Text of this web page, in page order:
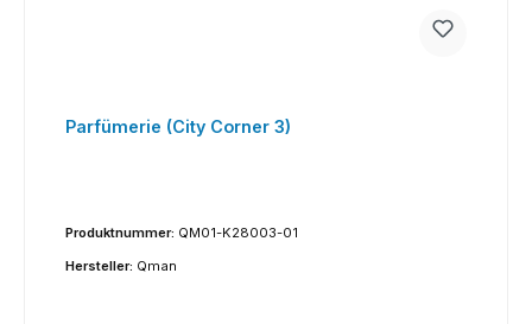
Parfümerie (City Corner 3)
Produktnummer: QM01-K28003-01
Hersteller: Qman